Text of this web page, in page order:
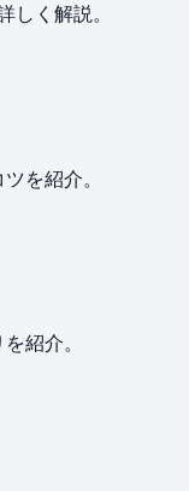
しく解説。
を紹介。
紹介。